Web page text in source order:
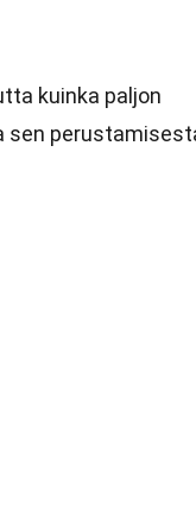
kuinka paljon
sen